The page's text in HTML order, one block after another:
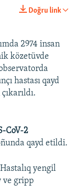
Doğru link
2974 insan
közetüvde
hastası qayd
CoV-2
qayd etildi.
yengil
ve gripp